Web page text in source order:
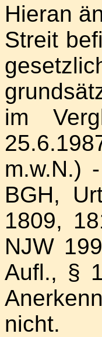
Hieran
Streit
im
m.w.N.)
BGH,
1809,
NJW
Aufl., §
nicht.